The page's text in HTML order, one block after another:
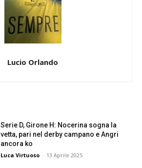
Lucio Orlando
Serie D, Girone H: Nocerina sogna la
vetta, pari nel derby campano e Angri
ancora ko
Luca Virtuoso - 13 Aprile 2025